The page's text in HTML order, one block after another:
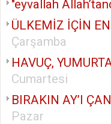
"eyvallah
ÜLKEMİZ İÇİN
Çarşamba
HAVUÇ,
Cumartesi
BIRAKIN AY’I
Pazar